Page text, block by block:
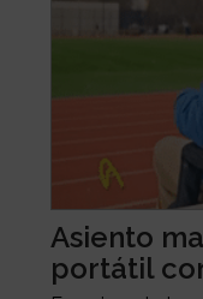
Asiento
portátil